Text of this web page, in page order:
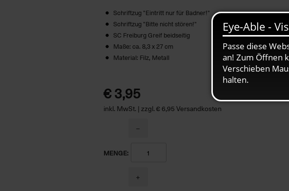
Schriftzug "Eintritt nur für Badner!"
Schriftzug "Bitte nicht stören!"
SC Freiburg Greif beidseitig
Maße: ca. 8,3 x 27 cm
Material: Filz, Metall
€ 3,95
inkl. MwSt. | zzgl. € 6,95 Versandkosten
MENGE:
−
+